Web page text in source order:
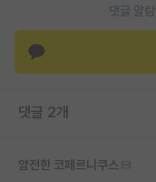
특수/전문대학원
학술 정보 게시판
홍보 게시판
댓글 알
댓글 2개
얌전한 코페르니쿠스